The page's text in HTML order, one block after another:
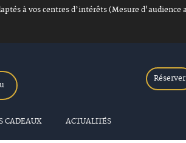
à vos centres d’intérêts (Mesure d'audience
Réserver
CADEAUX ACTUALITÉS